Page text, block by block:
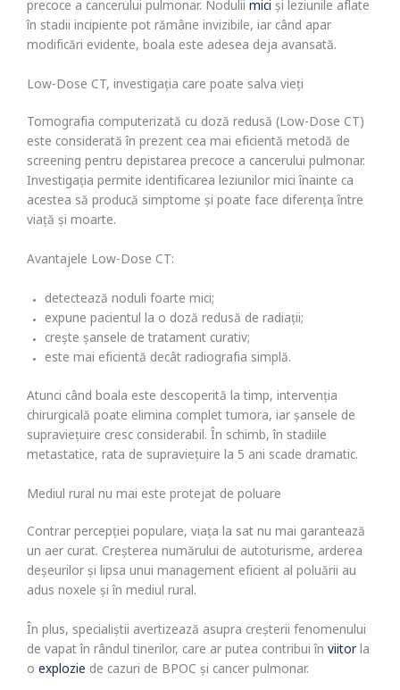
precoce a cancerului pulmonar. Nodulii mici și leziunile aflate
în stadii incipiente pot rămâne invizibile, iar când apar
modificări evidente, boala este adesea deja avansată.
Low-Dose CT, investigația care poate salva vieți
Tomografia computerizată cu doză redusă (Low-Dose CT)
este considerată în prezent cea mai eficientă metodă de
screening pentru depistarea precoce a cancerului pulmonar.
Investigația permite identificarea leziunilor mici înainte ca
acestea să producă simptome și poate face diferența între
viață și moarte.
Avantajele Low-Dose CT:
detectează noduli foarte mici;
expune pacientul la o doză redusă de radiații;
crește șansele de tratament curativ;
este mai eficientă decât radiografia simplă.
Atunci când boala este descoperită la timp, intervenția
chirurgicală poate elimina complet tumora, iar șansele de
supraviețuire cresc considerabil. În schimb, în stadiile
metastatice, rata de supraviețuire la 5 ani scade dramatic.
Mediul rural nu mai este protejat de poluare
Contrar percepției populare, viața la sat nu mai garantează
un aer curat. Creșterea numărului de autoturisme, arderea
deșeurilor și lipsa unui management eficient al poluării au
adus noxele și în mediul rural.
În plus, specialiștii avertizează asupra creșterii fenomenului
de vapat în rândul tinerilor, care ar putea contribui în viitor la
o explozie de cazuri de BPOC și cancer pulmonar.